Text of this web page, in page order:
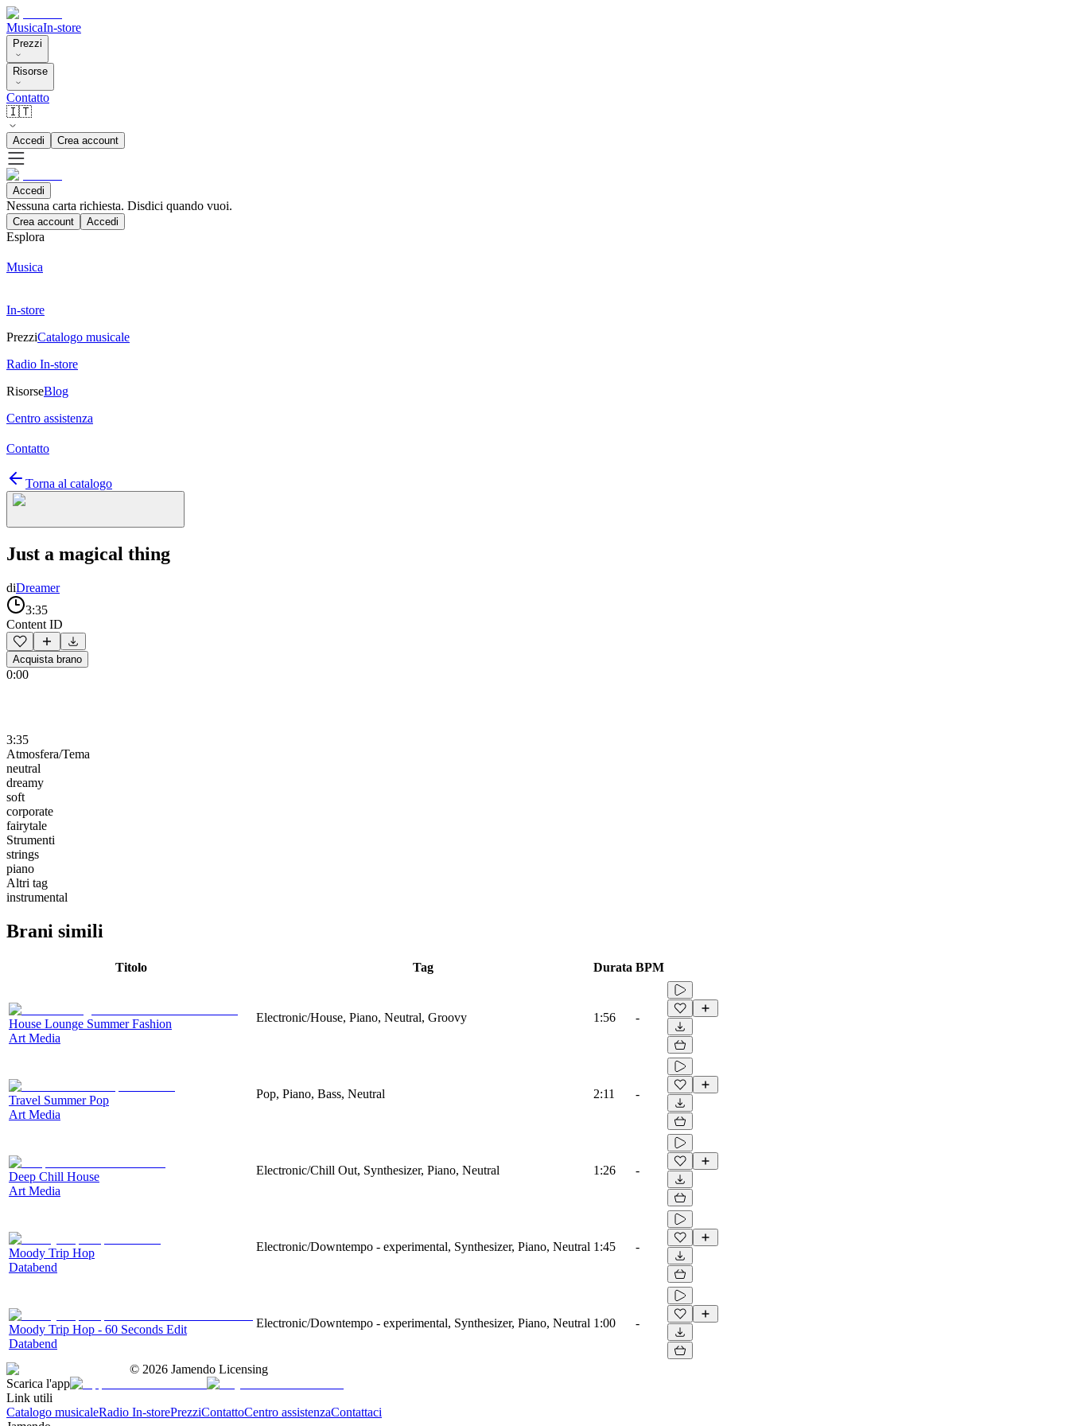
MusicaIn-store
Prezzi
Risorse
Contatto
🇮🇹
Accedi Crea account
Accedi
Nessuna carta richiesta. Disdici quando vuoi.
Crea account Accedi
Esplora
Musica
In-store
PrezziCatalogo musicale
Radio In-store
RisorseBlog
Centro assistenza
Contatto
Torna al catalogo
Just a magical thing
diDreamer
3:35
Content ID
Acquista brano
0:00
3:35
Atmosfera/Tema
neutral
dreamy
soft
corporate
fairytale
Strumenti
strings
piano
Altri tag
instrumental
Brani simili
Titolo Tag Durata BPM
House Lounge Summer Fashion
Art Media
Electronic/House, Piano, Neutral, Groovy 1:56 -
Travel Summer Pop
Art Media
Pop, Piano, Bass, Neutral 2:11 -
Deep Chill House
Art Media
Electronic/Chill Out, Synthesizer, Piano, Neutral 1:26 -
Moody Trip Hop
Databend
Electronic/Downtempo - experimental, Synthesizer, Piano, Neutral 1:45 -
Moody Trip Hop - 60 Seconds Edit
Databend
Electronic/Downtempo - experimental, Synthesizer, Piano, Neutral 1:00 -
© 2026 Jamendo Licensing
Scarica l'app
Link utili
Catalogo musicaleRadio In-storePrezziContattoCentro assistenzaContattaci